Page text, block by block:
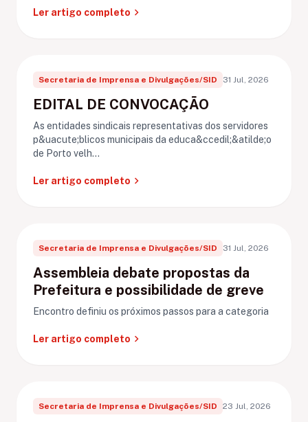
Ler artigo completo chevron_right
Secretaria de Imprensa e Divulgações/SID 31 Jul, 2026
EDITAL DE CONVOCAÇÃO
As entidades sindicais representativas dos servidores
p&uacute;blicos municipais da educa&ccedil;&atilde;o
de Porto velh...
Ler artigo completo chevron_right
Secretaria de Imprensa e Divulgações/SID 31 Jul, 2026
Assembleia debate propostas da
Prefeitura e possibilidade de greve
Encontro definiu os próximos passos para a categoria
Ler artigo completo chevron_right
Secretaria de Imprensa e Divulgações/SID 23 Jul, 2026